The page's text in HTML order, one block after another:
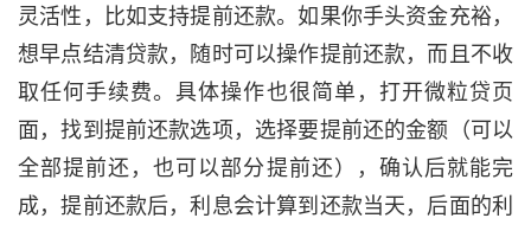
灵活性，比如支持提前还款。如果你手头资金充裕，
想早点结清贷款，随时可以操作提前还款，而且不收
取任何手续费。具体操作也很简单，打开微粒贷页
面，找到提前还款选项，选择要提前还的金额（可以
全部提前还，也可以部分提前还），确认后就能完
成，提前还款后，利息会计算到还款当天，后面的利